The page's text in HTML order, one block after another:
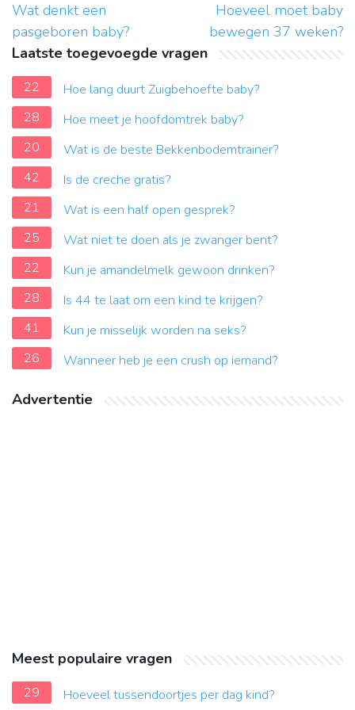
Wat denkt een
pasgeboren baby?
Hoeveel moet baby
bewegen 37 weken?
Laatste toegevoegde vragen
22
Hoe lang duurt Zuigbehoefte baby?
28
Hoe meet je hoofdomtrek baby?
20
Wat is de beste Bekkenbodemtrainer?
42
Is de creche gratis?
21
Wat is een half open gesprek?
25
Wat niet te doen als je zwanger bent?
22
Kun je amandelmelk gewoon drinken?
28
Is 44 te laat om een ​​kind te krijgen?
41
Kun je misselijk worden na seks?
26
Wanneer heb je een crush op iemand?
Advertentie
Meest populaire vragen
29
Hoeveel tussendoortjes per dag kind?